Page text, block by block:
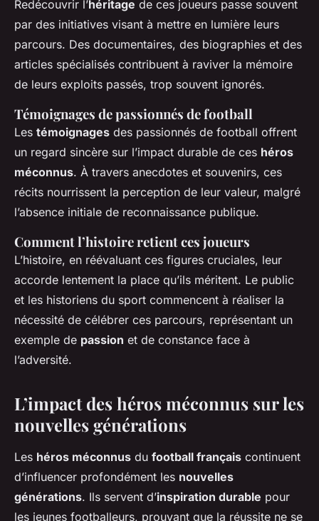
Redécouvrir l’héritage de ces joueurs passe souvent
par des initiatives visant à mettre en lumière leurs
parcours. Des documentaires, des biographies et des
articles spécialisés contribuent à raviver la mémoire
de leurs exploits passés, trop souvent ignorés.
Témoignages de passionnés de football
Les témoignages des passionnés de football offrent
un regard sincère sur l’impact durable de ces héros
méconnus. À travers anecdotes et souvenirs, ces
récits nourrissent la perception de leur valeur, malgré
l’absence initiale de reconnaissance publique.
Comment l’histoire retient ces joueurs
L’histoire, en réévaluant ces figures cruciales, leur
accorde lentement la place qu’ils méritent. Le public
et les historiens du sport commencent à réaliser la
nécessité de célébrer ces parcours, représentant un
exemple de passion et de constance face à
l’adversité.
L’impact des héros méconnus sur les
nouvelles générations
Les héros méconnus du football français continuent
d’influencer profondément les nouvelles
générations. Ils servent d’inspiration durable pour
les jeunes footballeurs, prouvant que la réussite ne se